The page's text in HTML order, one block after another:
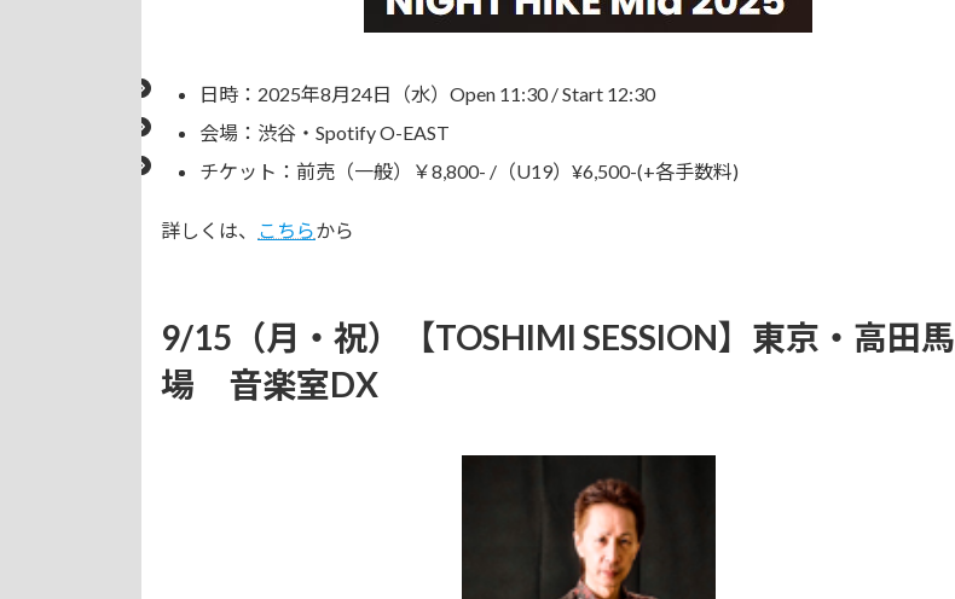
日時：2025年8月24日（水）Open 11:30 / Start 12:30
会場：渋谷・Spotify O-EAST
チケット：前売（一般）￥8,800- /（U19）¥6,500-(+各手数料)
詳しくは、 こちらから
9/15（月・祝）【TOSHIMI SESSION】東京・高田馬
場 音楽室DX